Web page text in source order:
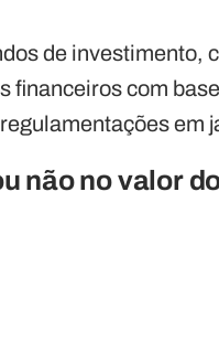
de investimento,
financeiros com
em
não no valor